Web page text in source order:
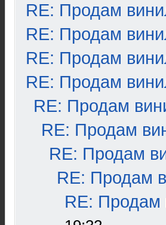
RE: Продам
RE: Продам
RE: Продам
RE: Продам
RE: Продам
RE: Продам
RE: Продам
RE: Продам
RE: Продам